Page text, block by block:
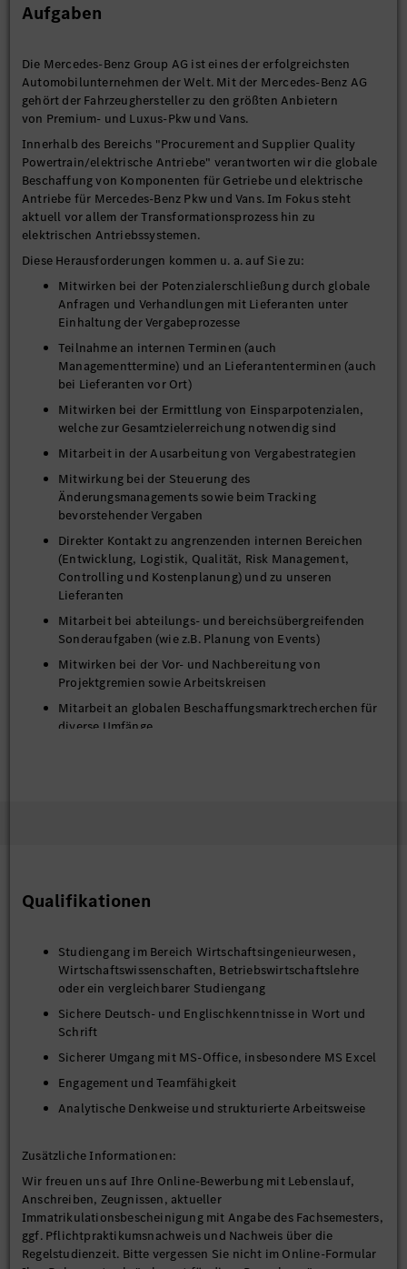
Aufgaben
Die Mercedes-Benz Group AG ist eines der erfolgreichsten
Automobilunternehmen der Welt. Mit der Mercedes-Benz AG
gehört der Fahrzeughersteller zu den größten Anbietern
von Premium- und Luxus-Pkw und Vans.
Innerhalb des Bereichs "Procurement and Supplier Quality
Powertrain/elektrische Antriebe" verantworten wir die globale
Beschaffung von Komponenten für Getriebe und elektrische
Antriebe für Mercedes-Benz Pkw und Vans. Im Fokus steht
aktuell vor allem der Transformationsprozess hin zu
elektrischen Antriebssystemen.
Diese Herausforderungen kommen u. a. auf Sie zu:
Mitwirken bei der Potenzialerschließung durch globale
Anfragen und Verhandlungen mit Lieferanten unter
Einhaltung der Vergabeprozesse
Teilnahme an internen Terminen (auch
Managementtermine) und an Lieferantenterminen (auch
bei Lieferanten vor Ort)
Mitwirken bei der Ermittlung von Einsparpotenzialen,
welche zur Gesamtzielerreichung notwendig sind
Mitarbeit in der Ausarbeitung von Vergabestrategien
Mitwirkung bei der Steuerung des
Änderungsmanagements sowie beim Tracking
bevorstehender Vergaben
Direkter Kontakt zu angrenzenden internen Bereichen
(Entwicklung, Logistik, Qualität, Risk Management,
Controlling und Kostenplanung) und zu unseren
Lieferanten
Mitarbeit bei abteilungs- und bereichsübergreifenden
Sonderaufgaben (wie z.B. Planung von Events)
Mitwirken bei der Vor- und Nachbereitung von
Projektgremien sowie Arbeitskreisen
Mitarbeit an globalen Beschaffungsmarktrecherchen für
diverse Umfänge
Qualifikationen
Studiengang im Bereich Wirtschaftsingenieurwesen,
Wirtschaftswissenschaften, Betriebswirtschaftslehre
oder ein vergleichbarer Studiengang
Sichere Deutsch- und Englischkenntnisse in Wort und
Schrift
Sicherer Umgang mit MS-Office, insbesondere MS Excel
Engagement und Teamfähigkeit
Analytische Denkweise und strukturierte Arbeitsweise
Zusätzliche Informationen:
Wir freuen uns auf Ihre Online-Bewerbung mit Lebenslauf,
Anschreiben, Zeugnissen, aktueller
Immatrikulationsbescheinigung mit Angabe des Fachsemesters,
ggf. Pflichtpraktikumsnachweis und Nachweis über die
Regelstudienzeit. Bitte vergessen Sie nicht im Online-Formular